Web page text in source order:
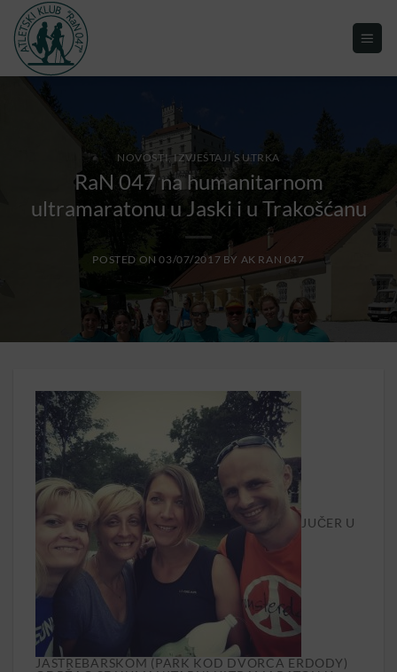
NOVOSTI, IZVJEŠTAJI S UTRKA
RaN 047 na humanitarnom
ultramaratonu u Jaski i u Trakošćanu
POSTED ON03/07/2017 BY AK RAN 047
JUČER U
JASTREBARSKOM (PARK KOD DVORCA ERDODY)